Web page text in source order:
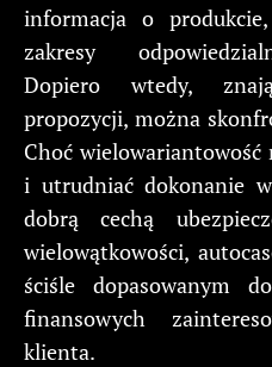
informacja o
zakresy
Dopiero wtedy,
propozycji, można
Choć wielowariantowość
i utrudniać dokonanie
dobrą cechą
wielowątkowości,
ściśle dopasowanym
finansowych
klienta.